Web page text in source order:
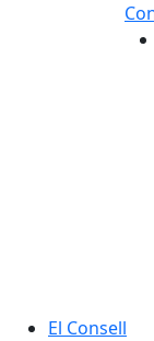
El Consell